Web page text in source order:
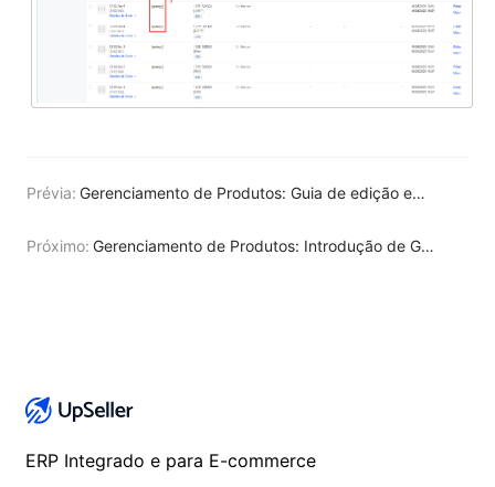
Prévia: Gerenciamento de Produtos: Guia de edição em massa de produtos de Armazém
Próximo: Gerenciamento de Produtos: Introdução de Gerenciar Mapeamento
ERP Integrado e para E-commerce